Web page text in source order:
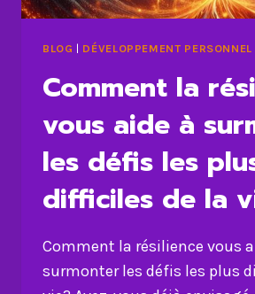
BLOG | DÉVELOPPEMENT PERSONNEL
Comment la
vous aide à
les défis les
difficiles de la
Comment la résilience vous
surmonter les défis les plus